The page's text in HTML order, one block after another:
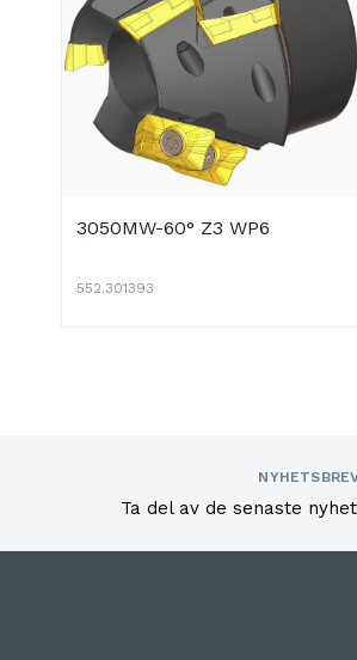
3050MW-60° Z3 WP6
552.301393
Ta del av de senaste